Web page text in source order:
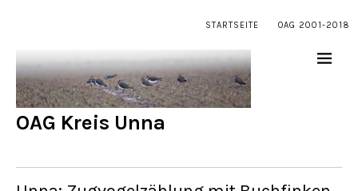
STARTSEITE OAG 2001-2018
OAG Kreis Unna